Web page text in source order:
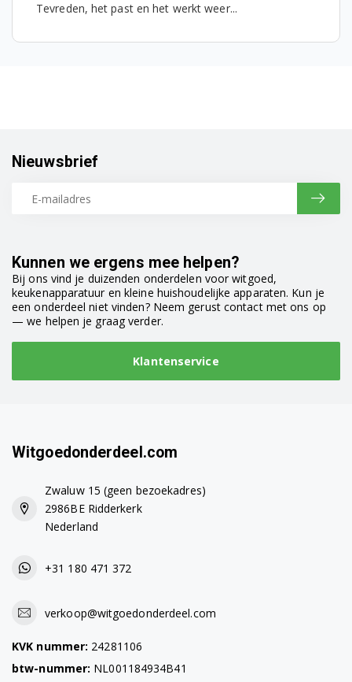
WF0802NCE/XEF
WF0802NCE/YLE
WF0804Y8E/XEE
WF0804Y8E/XEF
WF0804Y8E/XEN
WF0804Y8E/XET
WF0804Y8E1/XEN
WF0804Y8E1/YLE
WF0804Y8N1/YLP
WF0806X8E/XEU
WF0806X8N/XEU
WF0806Z8C/XEN
Tevreden, het past en het werkt weer...
Kunnen we ergens mee helpen?
Bij ons vind je duizenden onderdelen voor witgoed,
keukenapparatuur en kleine huishoudelijke apparaten. Kun je
een onderdeel niet vinden? Neem gerust contact met ons op
— we helpen je graag verder.
Klantenservice
Nieuwsbrief
Witgoedonderdeel.com
Zwaluw 15 (geen bezoekadres)
2986BE Ridderkerk
Nederland
+31 180 471 372
verkoop@witgoedonderdeel.com
KVK nummer: 24281106
btw-nummer: NL001184934B41